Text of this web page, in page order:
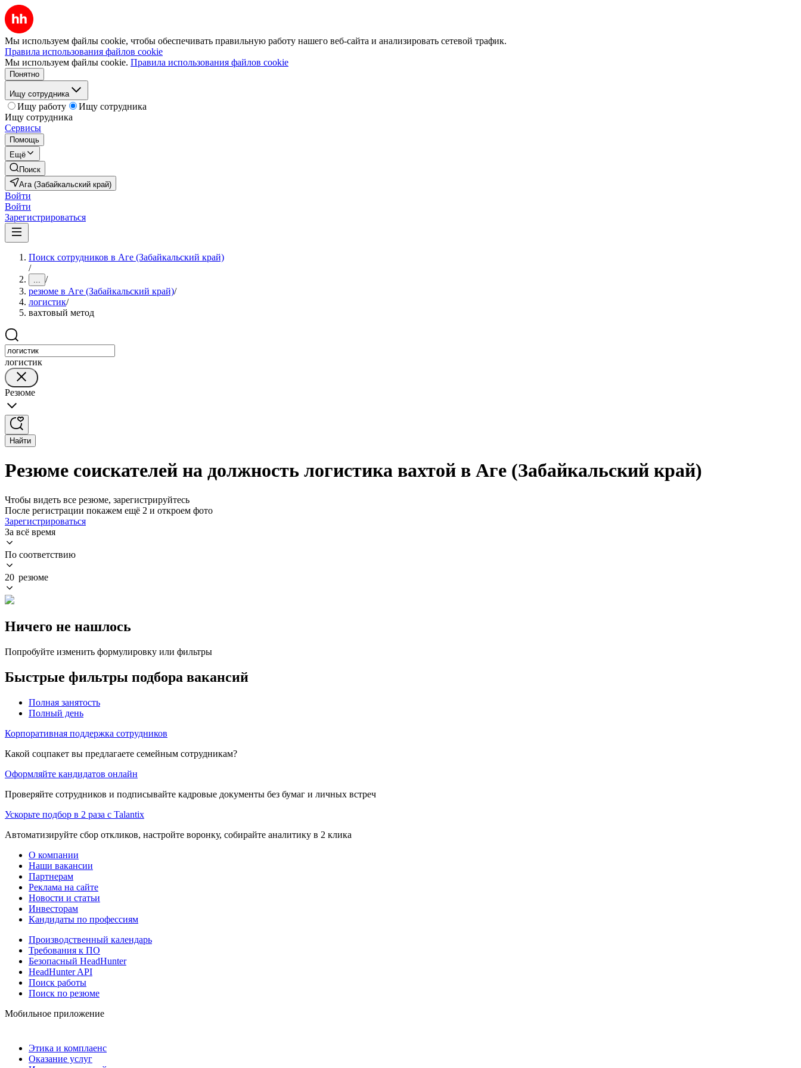
Мы используем файлы cookie, чтобы обеспечивать правильную работу нашего веб-сайта и анализировать сетевой трафик.
Правила использования файлов cookie
Мы используем файлы cookie. Правила использования файлов cookie
Понятно
Ищу сотрудника
Ищу работу
Ищу сотрудника
Ищу сотрудника
Сервисы
Помощь
Ещё
Поиск
Ага (Забайкальский край)
Войти
Войти
Зарегистрироваться
Поиск сотрудников в Аге (Забайкальский край)
/
... /
резюме в Аге (Забайкальский край)/
логистик/
вахтовый метод
логистик
Резюме
Найти
Резюме соискателей на должность логистика вахтой в Аге (Забайкальский край)
Чтобы видеть все резюме, зарегистрируйтесь
После регистрации покажем ещё 2 и откроем фото
Зарегистрироваться
За всё время
По соответствию
20 резюме
Ничего не нашлось
Попробуйте изменить формулировку или фильтры
Быстрые фильтры подбора вакансий
Полная занятость
Полный день
Корпоративная поддержка сотрудников
Какой соцпакет вы предлагаете семейным сотрудникам?
Оформляйте кандидатов онлайн
Проверяйте сотрудников и подписывайте кадровые документы без бумаг и личных встреч
Ускорьте подбор в 2 раза с Talantix
Автоматизируйте сбор откликов, настройте воронку, собирайте аналитику в 2 клика
О компании
Наши вакансии
Партнерам
Реклама на сайте
Новости и статьи
Инвесторам
Кандидаты по профессиям
Производственный календарь
Требования к ПО
Безопасный HeadHunter
HeadHunter API
Поиск работы
Поиск по резюме
Мобильное приложение
Этика и комплаенс
Оказание услуг